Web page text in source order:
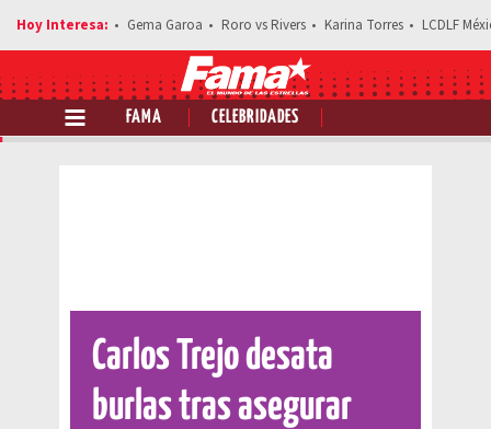
Gema Garoa Roro vs Rivers Karina Torres LCDLF
FAMA CELEBRIDADES
Comparte esta noticia
Carlos Trejo desata
burlas tras asegurar